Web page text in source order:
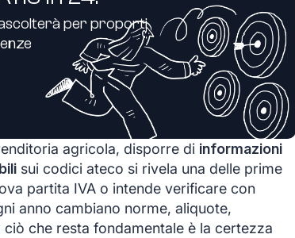
per proporti
agricola, disporre di informazioni
sui codici ateco si rivela una delle prime
partita IVA o intende verificare con
anno cambiano norme, aliquote,
che resta fondamentale è la certezza